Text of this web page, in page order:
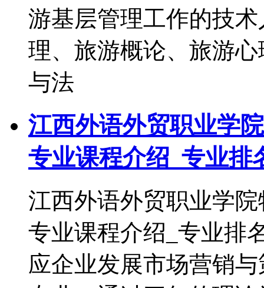
游基层管理工作的技
理、旅游概论、旅游
与法
江西外语外贸职业学
专业课程介绍_专业排
江西外语外贸职业学
专业课程介绍_专业排
应企业发展市场营销